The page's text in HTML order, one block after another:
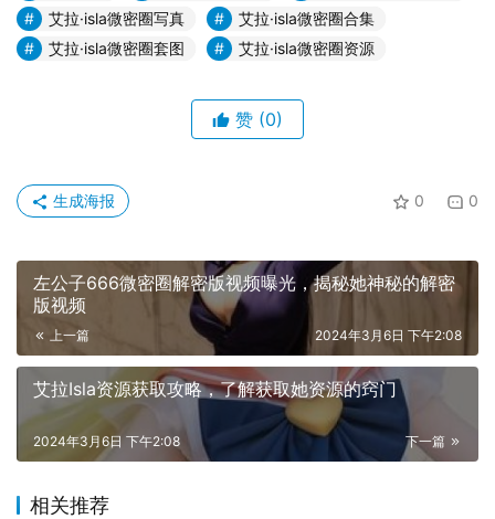
艾拉·Isla的高清照片可以通过多种途径获取，下面是一些简
艾拉·Isla的官方网站：艾拉·Isla通常会将自己的高清照片发
社交媒体：艾拉·Isla经常在Instagram、Twitter等社交媒体
上发布她的照片。你可以在这些平台上找到她的账号，然后
保存她的照片。
艾拉·isla微密圈写真
艾拉·isla微密圈合集
艾拉·isla微密圈套图
艾拉·isla微密圈资源
赞 (0)
0 0
生成海报
左公子666微密圈解密版视频曝光，揭秘她神秘的解密
版视频
上一篇 2024年3月6日 下午2:08
艾拉Isla资源获取攻略，了解获取她资源的窍门
下一篇
2024年3月6日 下午2:08
相关推荐